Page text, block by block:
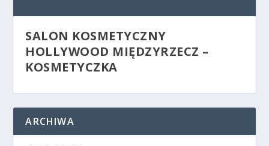
SALON KOSMETYCZNY
HOLLYWOOD MIĘDZYRZECZ –
KOSMETYCZKA
ARCHIWA